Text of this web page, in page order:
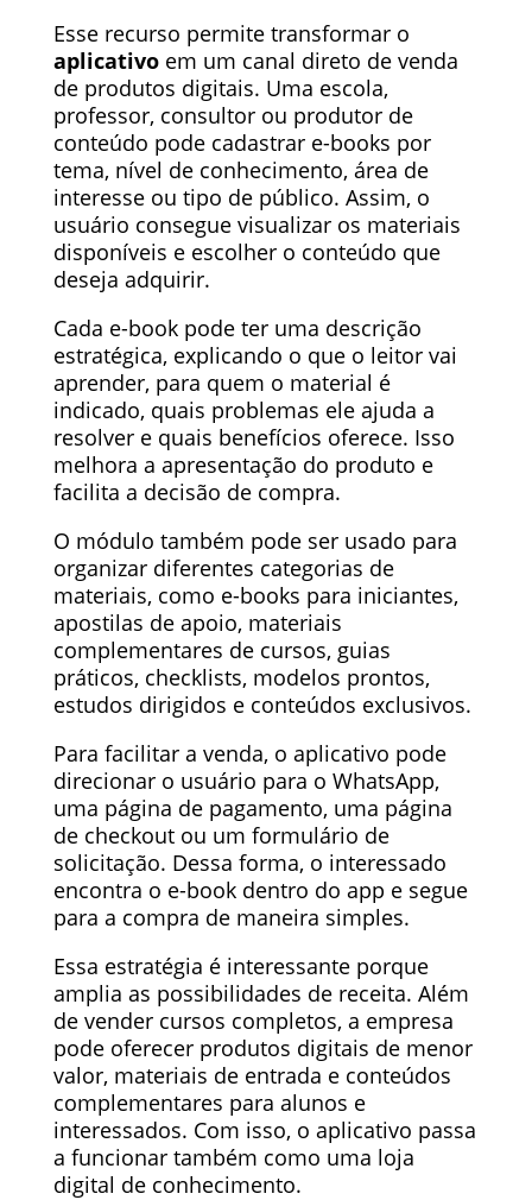
Esse recurso permite transformar o
aplicativoem um canal direto de venda
de produtos digitais. Uma escola,
professor, consultor ou produtor de
conteúdo pode cadastrar e-books por
tema, nível de conhecimento, área de
interesse ou tipo de público. Assim, o
usuário consegue visualizar os materiais
disponíveis e escolher o conteúdo que
deseja adquirir.
Cada e-book pode ter uma descrição
estratégica, explicando o que o leitor vai
aprender, para quem o material é
indicado, quais problemas ele ajuda a
resolver e quais benefícios oferece. Isso
melhora a apresentação do produto e
facilita a decisão de compra.
O módulo também pode ser usado para
organizar diferentes categorias de
materiais, como e-books para iniciantes,
apostilas de apoio, materiais
complementares de cursos, guias
práticos, checklists, modelos prontos,
estudos dirigidos e conteúdos exclusivos.
Para facilitar a venda, o aplicativo pode
direcionar o usuário para o WhatsApp,
uma página de pagamento, uma página
de checkout ou um formulário de
solicitação. Dessa forma, o interessado
encontra o e-book dentro do app e segue
para a compra de maneira simples.
Essa estratégia é interessante porque
amplia as possibilidades de receita. Além
de vender cursos completos, a empresa
pode oferecer produtos digitais de menor
valor, materiais de entrada e conteúdos
complementares para alunos e
interessados. Com isso, o aplicativo passa
a funcionar também como uma loja
digital de conhecimento.